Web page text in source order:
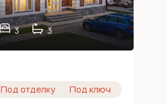
3 3
Под отделку Под ключ